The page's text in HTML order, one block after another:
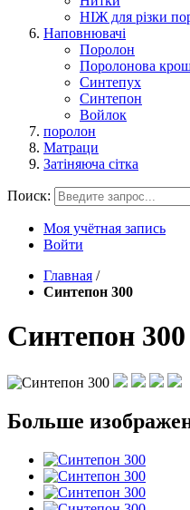
НІЖ для різки
Наповнювачі
Поролон
Поролонова
Синтепух
Синтепон
Войлок
поролон
Матраци
Затіняюча сітка
Поиск:
Моя учётная запись
Войти
Главная /
Синтепон 300
Синтепон 300
Больше